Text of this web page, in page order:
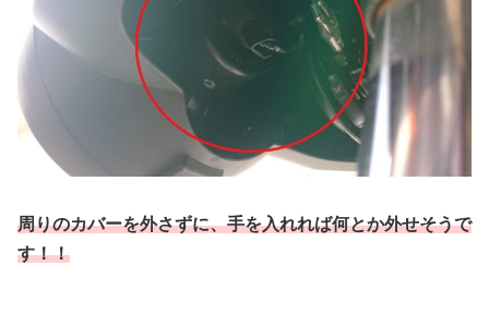
周りのカバーを外さずに、手を入れれば何とか外せそうで
す！！